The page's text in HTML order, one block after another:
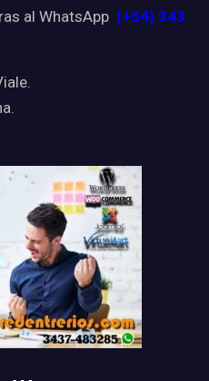
al WhatsApp (+54) 343